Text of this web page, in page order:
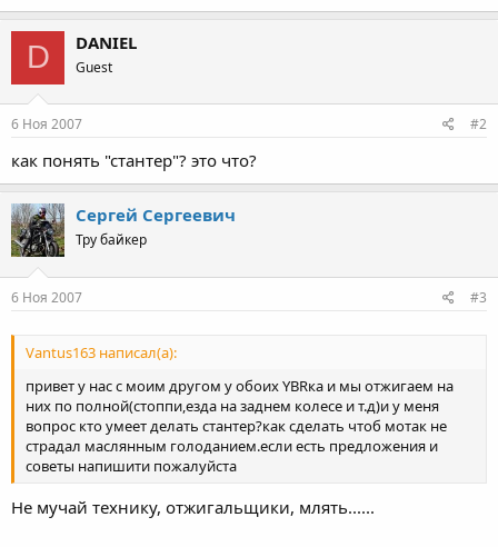
D DANIEL
Guest
6 Ноя 2007 #2
как понять "стантер"? это что?
Сергей Сергеевич
Тру байкер
6 Ноя 2007 #3
Vantus163 написал(а):
привет у нас с моим другом у обоих YBRка и мы отжигаем на
них по полной(стоппи,езда на заднем колесе и т.д)и у меня
вопрос кто умеет делать стантер?как сделать чтоб мотак не
страдал маслянным голоданием.если есть предложения и
советы напишити пожалуйста
Не мучай технику, отжигальщики, млять......